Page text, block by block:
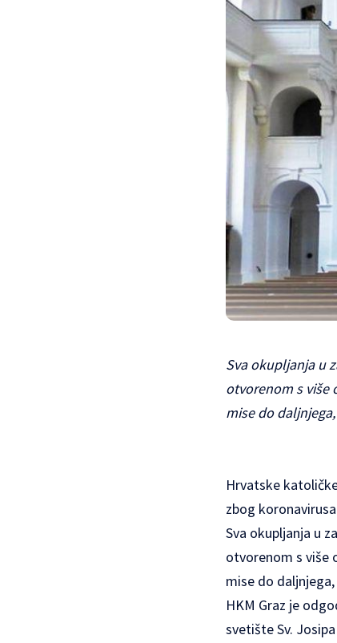
Sva okupljanja u
otvorenom s više
mise do
Hrvatske
zbog
Sva okupljanja u
otvorenom s više
mise do
HKM Graz je
svetište Sv.